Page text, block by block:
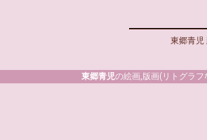
東郷青
東郷青児の絵画,版画(リトグラフ